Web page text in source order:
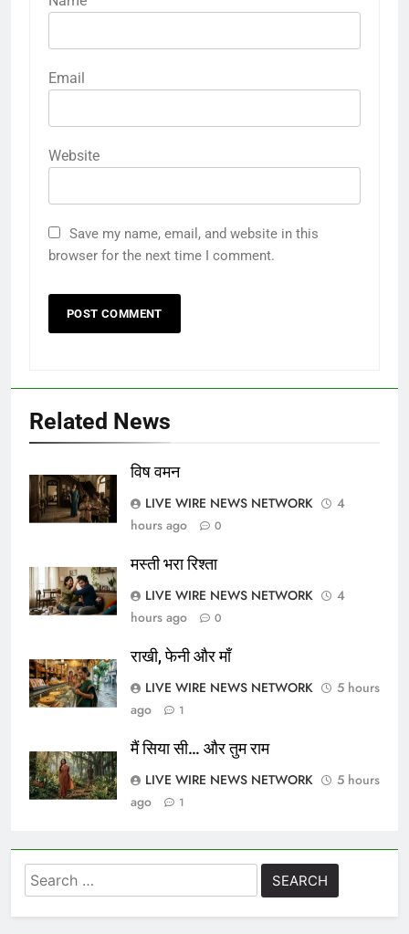
Email
Website
Save my name, email, and website in this
browser for the next time I comment.
Related News
विष वमन
LIVE WIRE NEWS NETWORK
4
hours ago
0
मस्ती भरा रिश्ता
LIVE WIRE NEWS NETWORK
4
hours ago
0
राखी, फेनी और माँ
LIVE WIRE NEWS NETWORK
5 hours
ago
1
मैं सिया सी… और तुम राम
LIVE WIRE NEWS NETWORK
5 hours
ago
1
Search
for: